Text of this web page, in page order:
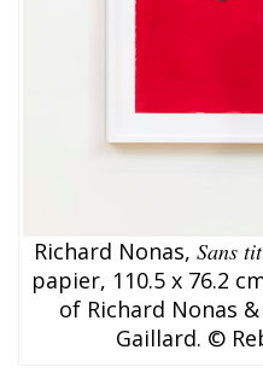
Richard Nonas,Sans
papier, 110.5 x 76.2
of Richard Nonas
Gaillard. ©